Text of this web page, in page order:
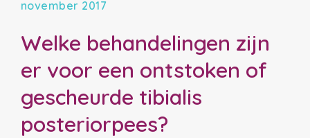
november 2017
Welke behandelingen zijn
er voor een ontstoken of
gescheurde tibialis
posteriorpees?